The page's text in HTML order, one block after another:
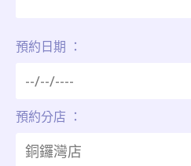
預約日期 ：
預約分店 ：